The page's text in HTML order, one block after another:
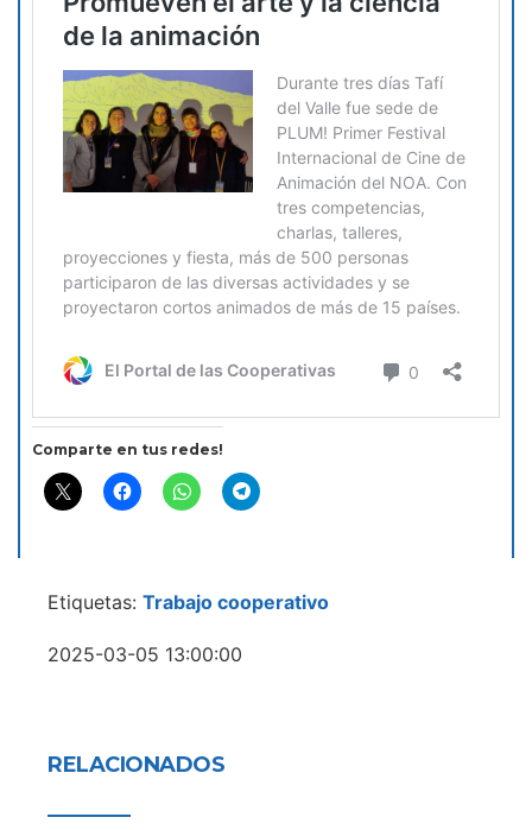
Comparte en tus redes!
Etiquetas: Trabajo cooperativo
2025-03-05 13:00:00
RELACIONADOS